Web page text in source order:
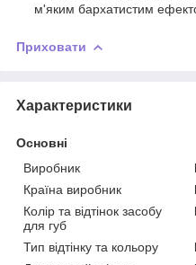
м'яким бархатистим
Приховати
Характеристики
Основні
Виробник
Країна виробник
Колір та відтінок засобу
для губ
Тип відтінку та кольору